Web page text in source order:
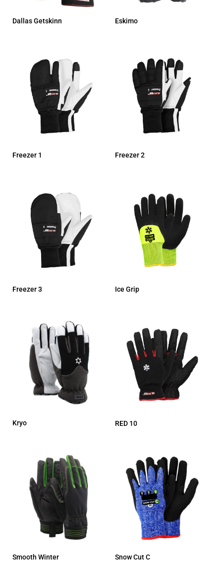
Dallas Getskinn Eskimo
Freezer 1 Freezer 2
Freezer 3 Ice Grip
Kryo RED 10
Smooth Winter Snow Cut C